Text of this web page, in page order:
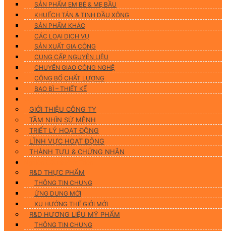
SẢN PHẨM EM BÉ & MẸ BẦU
KHUẾCH TÁN & TINH DẦU XÔNG
SẢN PHẨM KHÁC
CÁC LOẠI DỊCH VỤ
SẢN XUẤT GIA CÔNG
CUNG CẤP NGUYÊN LIỆU
CHUYỂN GIAO CÔNG NGHỆ
CÔNG BỐ CHẤT LƯỢNG
BAO BÌ – THIẾT KẾ
GIỚI THIỆU CÔNG TY
TẦM NHÌN SỨ MỆNH
TRIẾT LÝ HOẠT ĐỘNG
LĨNH VỰC HOẠT ĐỘNG
THÀNH TỰU & CHỨNG NHẬN
R&D THỰC PHẨM
THÔNG TIN CHUNG
ỨNG DUNG MỚI
XU HƯỚNG THẾ GIỚI MỚI
R&D HƯƠNG LIỆU MỸ PHẨM
THÔNG TIN CHUNG